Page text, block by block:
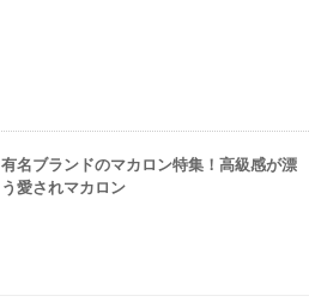
有名ブランドのマカロン特集！高級感が漂
う愛されマカロン